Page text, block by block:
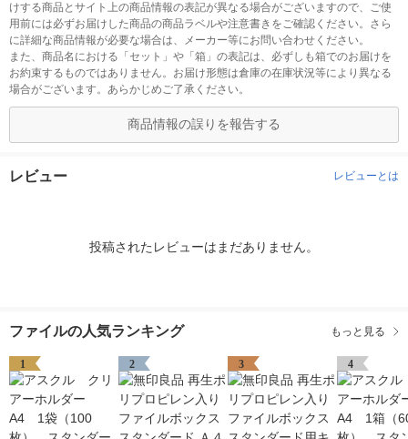
けする商品とサイト上の商品情報の表記が異なる場合がございますので、ご使
用前には必ずお届けした商品の商品ラベルや注意書きをご確認ください。さら
に詳細な商品情報が必要な場合は、メーカー等にお問い合わせください。
また、商品名における「セット」や「箱」の表記は、必ずしも箱でのお届けを
お約束するものではありません。お届け形態は倉庫の在庫状況等により異なる
場合がございます。あらかじめご了承ください。
商品情報の誤りを報告する
レビュー レビューとは
投稿されたレビューはまだありません。
ファイルの人気ランキング もっと見る
1 2 3 4